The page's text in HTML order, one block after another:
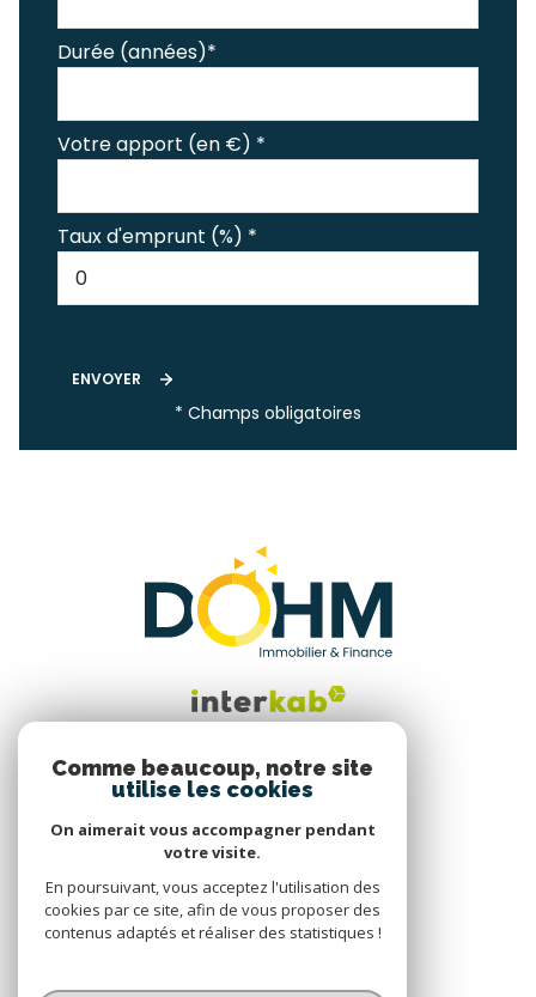
Durée (années)*
Votre apport (en €) *
Taux d'emprunt (%) *
ENVOYER
* Champs obligatoires
Nous suivre
Comme beaucoup, notre site
utilise les cookies
On aimerait vous accompagner pendant
votre visite.
En poursuivant, vous acceptez l'utilisation des
cookies par ce site, afin de vous proposer des
contenus adaptés et réaliser des statistiques !